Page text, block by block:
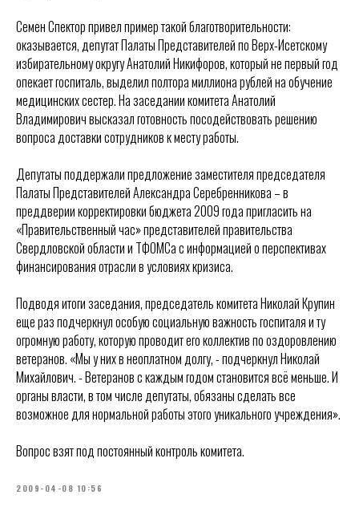
Семен Спектор привел пример такой благотворительности:
оказывается, депутат Палаты Представителей по Верх-Исетскому
избирательному округу Анатолий Никифоров, который не первый год
опекает госпиталь, выделил полтора миллиона рублей на обучение
медицинских сестер. На заседании комитета Анатолий
Владимирович высказал готовность посодействовать решению
вопроса доставки сотрудников к месту работы.
Депутаты поддержали предложение заместителя председателя
Палаты Представителей Александра Серебренникова – в
преддверии корректировки бюджета 2009 года пригласить на
«Правительственный час» представителей правительства
Свердловской области и ТФОМСа с информацией о перспективах
финансирования отрасли в условиях кризиса.
Подводя итоги заседания, председатель комитета Николай Крупин
еще раз подчеркнул особую социальную важность госпиталя и ту
огромную работу, которую проводит его коллектив по оздоровлению
ветеранов. «Мы у них в неоплатном долгу, - подчеркнул Николай
Михайлович. - Ветеранов с каждым годом становится всё меньше. И
органы власти, в том числе депутаты, обязаны сделать все
возможное для нормальной работы этого уникального учреждения».
Вопрос взят под постоянный контроль комитета.
2009-04-08 10:56